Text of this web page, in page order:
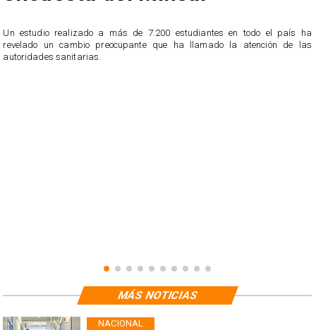
Un estudio realizado a más de 7.200 estudiantes en todo el país ha
revelado un cambio preocupante que ha llamado la atención de las
autoridades sanitarias.
NACIONAL
MÁS NOTICIAS